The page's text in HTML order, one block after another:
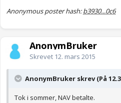
Anonymous poster hash:b3930...0c6
AnonymBruker
Skrevet 12. mars 2015
AnonymBruker skrev (På
Tok i sommer, NAV betalte.